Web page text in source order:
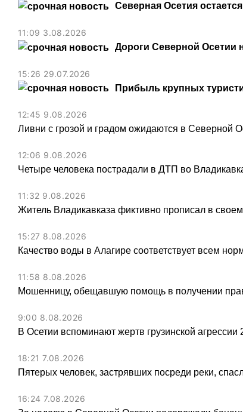
Северная Осетия
11:09 3.08.2026
Дороги Северной
15:26 29.07.2026
Прибыль крупных
12:45 9.08.2026
Ливни с грозой и градом ожидаются в Северной
12:06 9.08.2026
Четыре человека пострадали в ДТП во
11:32 9.08.2026
Житель Владикавказа фиктивно прописал в
15:27 8.08.2026
Качество воды в Алагире соответствует всем
11:58 8.08.2026
Мошенницу, обещавшую помощь в получении
9:00 8.08.2026
В Осетии вспоминают жертв грузинской агрессии
18:21 7.08.2026
Пятерых человек, застрявших посреди реки,
16:24 7.08.2026